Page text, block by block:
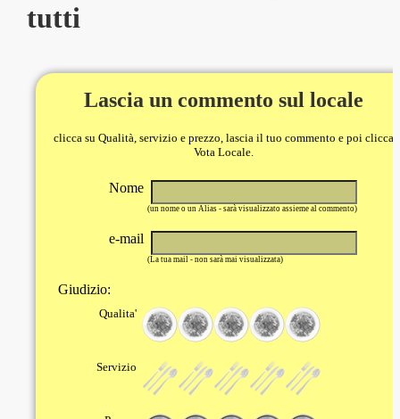
tutti
Lascia un commento sul locale
clicca su Qualità, servizio e prezzo, lascia il tuo commento e poi clicca
Vota Locale.
Nome
(un nome o un Alias - sarà visualizzato assieme al commento)
e-mail
(La tua mail - non sarà mai visualizzata)
Giudizio:
Qualita'
Servizio